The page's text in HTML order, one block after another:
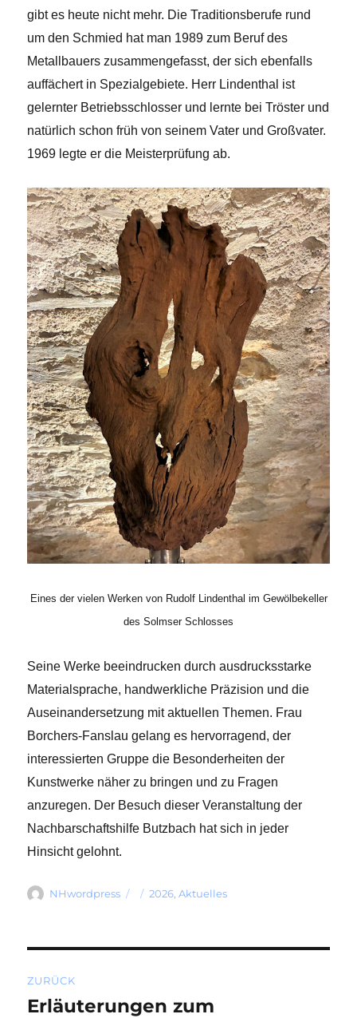
gibt es heute nicht mehr. Die Traditionsberufe rund
um den Schmied hat man 1989 zum Beruf des
Metallbauers zusammengefasst, der sich ebenfalls
auffächert in Spezialgebiete. Herr Lindenthal ist
gelernter Betriebsschlosser und lernte bei Tröster und
natürlich schon früh von seinem Vater und Großvater.
1969 legte er die Meisterprüfung ab.
Eines der vielen Werken von Rudolf Lindenthal im Gewölbekeller
des Solmser Schlosses
Seine Werke beeindrucken durch ausdrucksstarke
Materialsprache, handwerkliche Präzision und die
Auseinandersetzung mit aktuellen Themen. Frau
Borchers-Fanslau gelang es hervorragend, der
interessierten Gruppe die Besonderheiten der
Kunstwerke näher zu bringen und zu Fragen
anzuregen. Der Besuch dieser Veranstaltung der
Nachbarschaftshilfe Butzbach hat sich in jeder
Hinsicht gelohnt.
Autor
NHwordpress
Veröffentlicht
Kategorien
2026,Aktuelles
ZURÜCK
Vorheriger
Erläuterungen zum